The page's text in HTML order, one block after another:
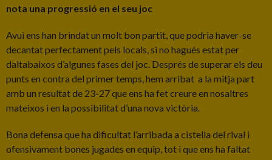
nota una progressió en el seu joc
Avui ens han brindat un molt bon partit, que podria haver-se
decantat perfectament pels locals, si no hagués estat per
daltabaixos d’algunes fases del joc. Després de superar els deu
punts en contra del primer temps, hem arribat a la mitja part
amb un resultat de 23-27 que ens ha fet creure en nosaltres
mateixos i en la possibilitat d’una nova victòria.
Bona defensa que ha dificultat l’arribada a cistella del rival i
ofensivament bones jugades en equip, tot i que ens ha faltat